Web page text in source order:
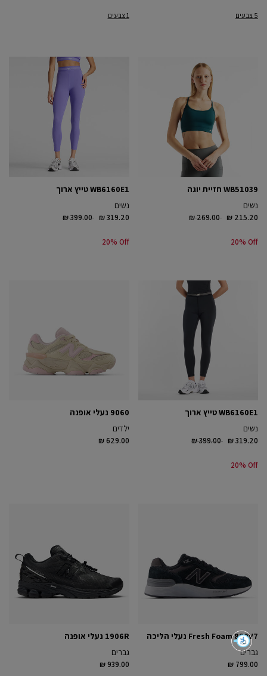
5 צבעים 1 צבעים
WB51039 חזיית יוגה
נשים
Price reduced from
₪ 269.00 to₪ 215.20
20% Off
WB6160E1 טייץ ארוך
נשים
Price reduced from
₪ 399.00 to₪ 319.20
20% Off
WB6160E1 טייץ ארוך
נשים
Price reduced from
₪ 399.00 to₪ 319.20
20% Off
9060 נעלי אופנה
ילדים
₪ 629.00
Fresh Foam 880V7 נעלי הליכה
גברים
₪ 799.00
1906R נעלי אופנה
גברים
₪ 939.00